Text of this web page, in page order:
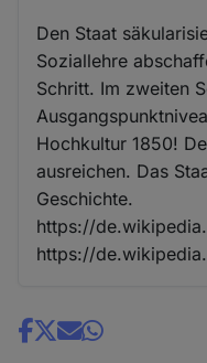
Den Staat
Soziallehre
Schritt. Im zweiten
Hochkultur 1850!
ausreichen. Das
Geschichte.
https://
https://
Share